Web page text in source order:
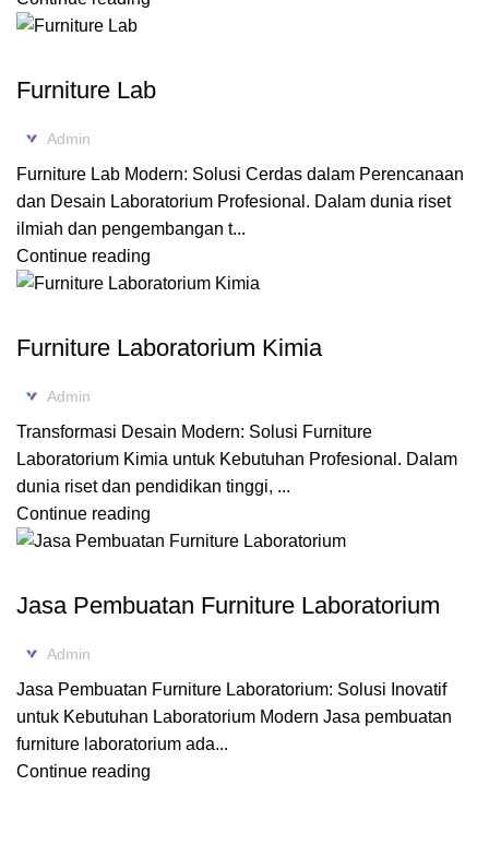
Furniture Lab
Admin
Furniture Lab Modern: Solusi Cerdas dalam Perencanaan
dan Desain Laboratorium Profesional. Dalam dunia riset
ilmiah dan pengembangan t...
Continue reading
Furniture Laboratorium Kimia
Admin
Transformasi Desain Modern: Solusi Furniture
Laboratorium Kimia untuk Kebutuhan Profesional. Dalam
dunia riset dan pendidikan tinggi, ...
Continue reading
Jasa Pembuatan Furniture Laboratorium
Admin
Jasa Pembuatan Furniture Laboratorium: Solusi Inovatif
untuk Kebutuhan Laboratorium Modern Jasa pembuatan
furniture laboratorium ada...
Continue reading